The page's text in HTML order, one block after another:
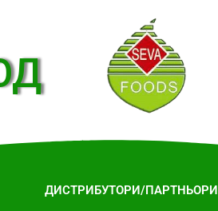
ДИСТРИБУТОРИ/ПАРТНЬОРИ